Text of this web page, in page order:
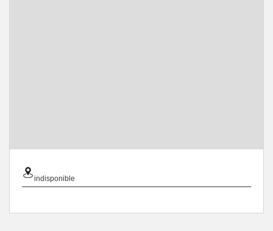
indisponible